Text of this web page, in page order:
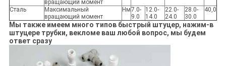
вращающий момент
Сталь
Максимальный
вращающий момент
Нм7.0-
9.0
12.0-
14.0
22.0-
24.0
28.0-
30.0
40,0
Мы также имеем много типов быстрый штуцер, нажим-в
штуцере трубки, векломе ваш любой вопрос, мы будем
ответ сразу